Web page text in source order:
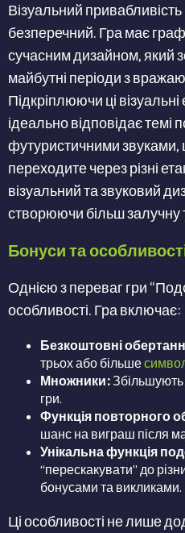
Візуальний
безперечний. Гра має
сучасним дизайном, який
майбутні періоди з
Підкріплюючи ці
ідеально відповідає темі
футуристичними
переходите через різні
візуальний та звуковий
створюючи більш
Бонуси та
Однією з переваг гри
особливості. Гра включає:
Безкоштовні
трьох або більше
Множники:Збільшують
гри.
Функція повторного
шанс на виграш після
Унікальна функція
“перескакувати” до
бонусами та викликами.
Ці особливості не лише